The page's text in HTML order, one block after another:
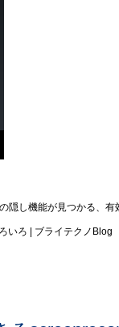
隠し機能が見つかる、
いろ | ブライテクノBlog